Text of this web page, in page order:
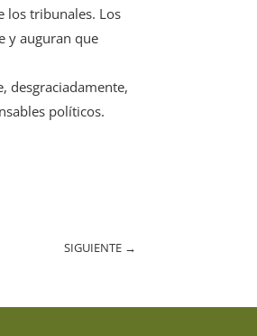
los tribunales. Los
y auguran que
desgraciadamente,
políticos.
SIGUIENTE →